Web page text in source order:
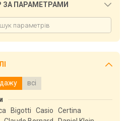
ЗА ПАРАМЕТРАМИ
всі
Bigotti Casio
Certina